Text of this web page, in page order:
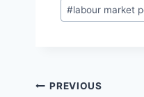
#labour market
Post
PREVIOUS